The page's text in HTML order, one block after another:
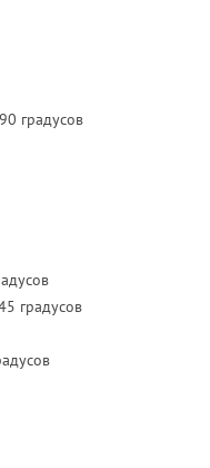
градусов
градусов